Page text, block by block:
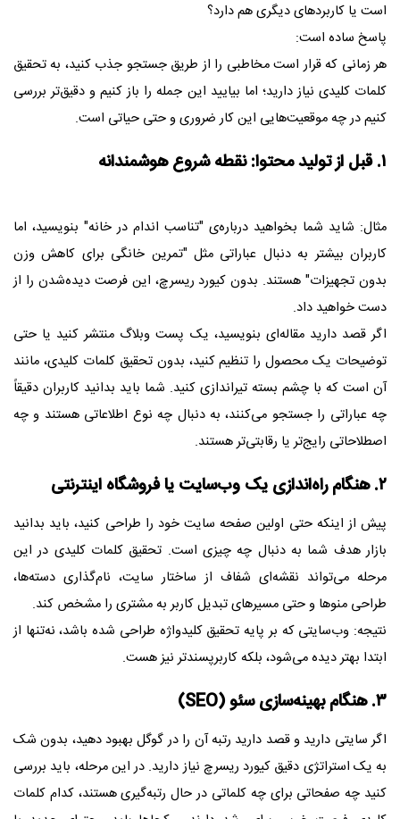
است یا کاربردهای دیگری هم دارد؟
پاسخ ساده است:
هر زمانی که قرار است مخاطبی را از طریق جستجو جذب کنید، به تحقیق
کلمات کلیدی نیاز دارید؛ اما بیایید این جمله را باز کنیم و دقیق‌تر بررسی
کنیم در چه موقعیت‌هایی این کار ضروری و حتی حیاتی است.
۱. قبل از تولید محتوا: نقطه شروع هوشمندانه
مثال: شاید شما بخواهید درباره‌ی "تناسب اندام در خانه" بنویسید، اما
کاربران بیشتر به دنبال عباراتی مثل "تمرین خانگی برای کاهش وزن
بدون تجهیزات" هستند. بدون کیورد ریسرچ، این فرصت دیده‌شدن را از
دست خواهید داد.
اگر قصد دارید مقاله‌ای بنویسید، یک پست وبلاگ منتشر کنید یا حتی
توضیحات یک محصول را تنظیم کنید، بدون تحقیق کلمات کلیدی، مانند
آن است که با چشم بسته تیراندازی کنید. شما باید بدانید کاربران دقیقاً
چه عباراتی را جستجو می‌کنند، به دنبال چه نوع اطلاعاتی هستند و چه
اصطلاحاتی رایج‌تر یا رقابتی‌تر هستند.
۲. هنگام راه‌اندازی یک وب‌سایت یا فروشگاه اینترنتی
پیش از اینکه حتی اولین صفحه سایت خود را طراحی کنید، باید بدانید
بازار هدف شما به دنبال چه چیزی است. تحقیق کلمات کلیدی در این
مرحله می‌تواند نقشه‌ای شفاف از ساختار سایت، نام‌گذاری دسته‌ها،
طراحی منوها و حتی مسیرهای تبدیل کاربر به مشتری را مشخص کند.
نتیجه: وب‌سایتی که بر پایه تحقیق کلیدواژه طراحی شده باشد، نه‌تنها از
ابتدا بهتر دیده می‌شود، بلکه کاربرپسندتر نیز هست.
۳. هنگام بهینه‌سازی سئو (SEO)
اگر سایتی دارید و قصد دارید رتبه آن را در گوگل بهبود دهید، بدون شک
به یک استراتژی دقیق کیورد ریسرچ نیاز دارید. در این مرحله، باید بررسی
کنید چه صفحاتی برای چه کلماتی در حال رتبه‌گیری هستند، کدام کلمات